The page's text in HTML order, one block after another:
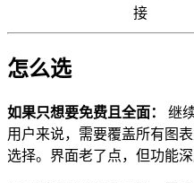
接
怎么选
如果只想要免费且全面：
继
用户来说，需要覆盖所有图
选择。界面老了点，但功能深